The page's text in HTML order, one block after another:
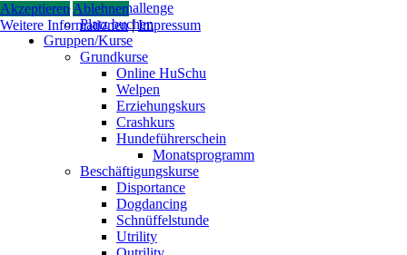
Hundechallenge
Platz buchen
Gruppen/Kurse
Grundkurse
Online HuSchu
Welpen
Erziehungskurs
Crashkurs
Hundeführerschein
Monatsprogramm
Beschäftigungskurse
Disportance
Dogdancing
Schnüffelstunde
Utrility
Akzeptieren Ablehnen
Weitere Informationen|Impressum